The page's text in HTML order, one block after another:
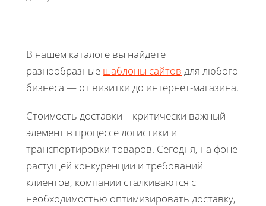
В нашем каталоге вы найдете
разнообразные шаблоны сайтов для любого
бизнеса — от визитки до интернет-магазина.
Стоимость доставки – критически важный
элемент в процессе логистики и
транспортировки товаров. Сегодня, на фоне
растущей конкуренции и требований
клиентов, компании сталкиваются с
необходимостью оптимизировать доставку,